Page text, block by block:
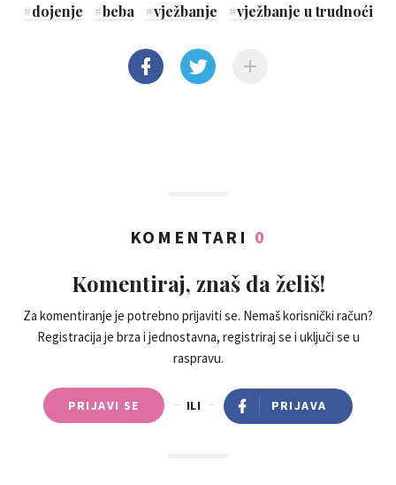
#dojenje #beba #vježbanje #vježbanje u trudnoći
KOMENTARI 0
Komentiraj, znaš da želiš!
Za komentiranje je potrebno prijaviti se. Nemaš korisnički račun?
Registracija je brza i jednostavna, registriraj se i uključi se u
raspravu.
PRIJAVI SE ILI PRIJAVA